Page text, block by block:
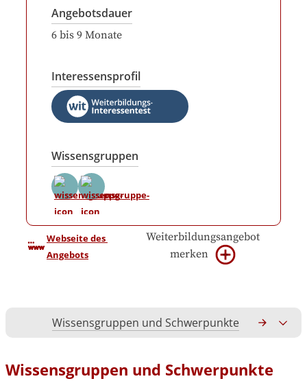
Angebotsdauer
6 bis 9 Monate
Interessensprofil
Wissensgruppen
Webseite des
Angebots
Weiterbildungsangebot
merken
Wissensgruppen und Schwerpunkte
Wissensgruppen und Schwerpunkte